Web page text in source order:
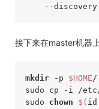
--
接下来在master机器
mkdir -p $HOME/
sudo cp -i /etc/
sudo chown $(